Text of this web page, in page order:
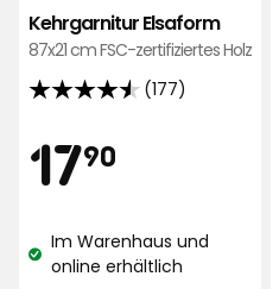
Kehrgarnitur Elsaform
87x21 cm FSC-zertifiziertes Holz
(177)
4.5
5
Sternen,
auf
177
Preis
1790
€
Lagerbestand:
Im Warenhaus und
online erhältlich